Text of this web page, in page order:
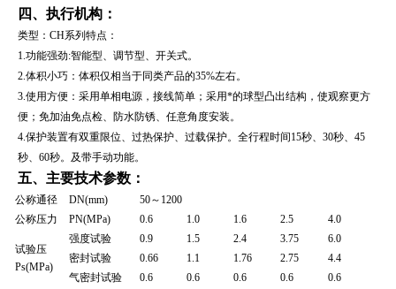
四、执行机构：
类型：CH系列特点：
1.功能强劲:智能型、调节型、开关式。
2.体积小巧：体积仅相当于同类产品的35%左右。
3.使用方便：采用单相电源，接线简单；采用*的球型凸出结构，使观察更方
便；免加油免点检、防水防锈、任意角度安装。
4.保护装置有双重限位、过热保护、过载保护。全行程时间15秒、30秒、45
秒、60秒。及带手动功能。
五、主要技术参数：
公称通径 DN(mm)
50～1200
公称压力
PN(MPa) 0.6 1.0 1.6 2.5 4.0
试验压
Ps(MPa)
强度试验 0.9 1.5 2.4 3.75
6.0
密封试验
0.66 1.1 1.76 2.75
4.4
气密封试验
0.6 0.6 0.6 0.6
0.6